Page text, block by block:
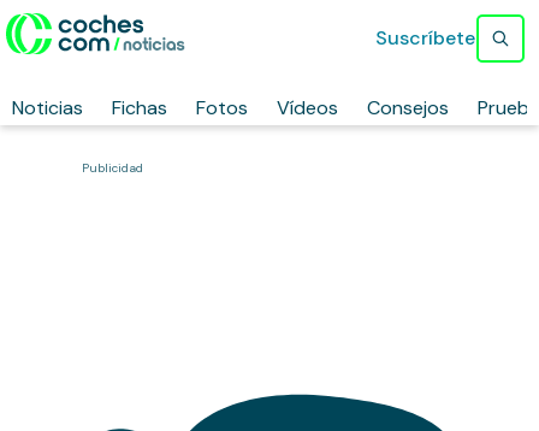
Noticias Fichas Fotos Vídeos Consejos
Suscríbete
Publicidad